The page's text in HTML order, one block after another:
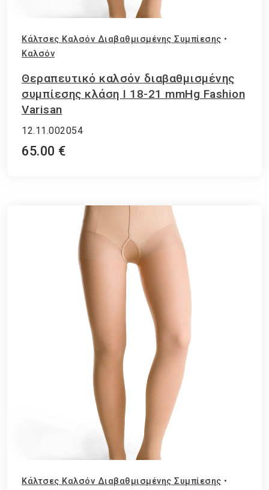
Κάλτσες Καλσόν Διαβαθμισμένης Συμπίεσης •
Καλσόν
Θεραπευτικό καλσόν διαβαθμισμένης
συμπίεσης κλάση Ι 18-21 mmHg Fashion
Varisan
12.11.002054
65.00 €
Κάλτσες Καλσόν Διαβαθμισμένης Συμπίεσης •